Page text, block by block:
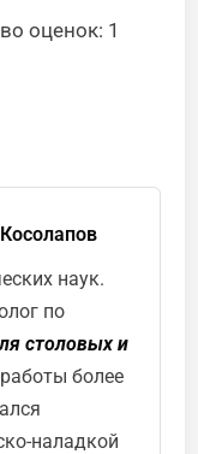
оценок: 1
наук.
по
столовых и
более
наладкой